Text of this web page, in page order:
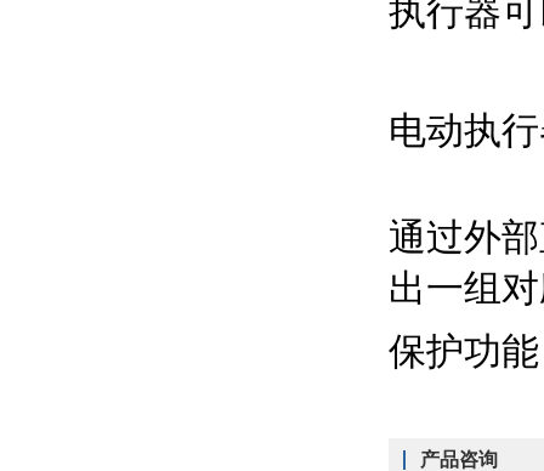
执行器
电动执
通过外
出一组
保护功
产品咨询